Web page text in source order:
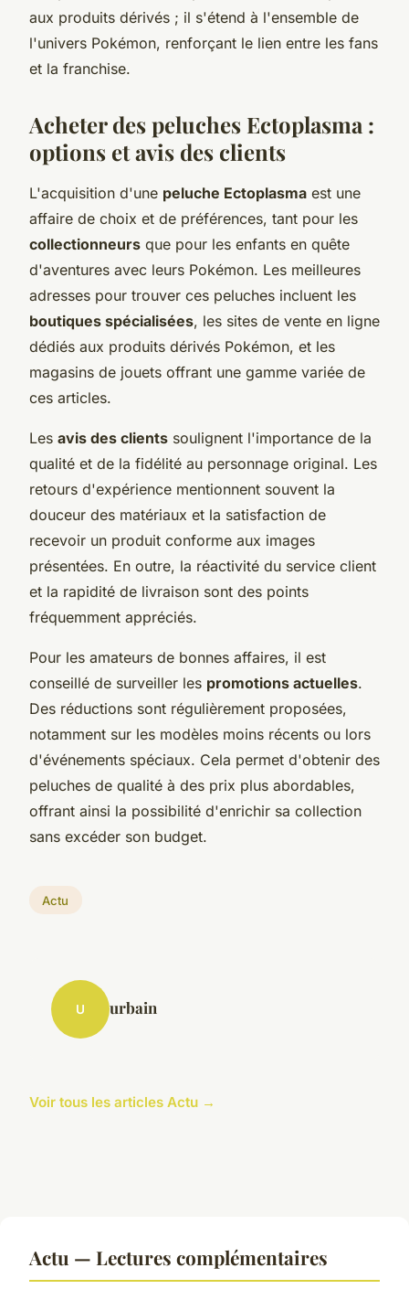
aux produits dérivés ; il s'étend à l'ensemble de
l'univers Pokémon, renforçant le lien entre les fans
et la franchise.
Acheter des peluches Ectoplasma :
options et avis des clients
L'acquisition d'une peluche Ectoplasma est une
affaire de choix et de préférences, tant pour les
collectionneurs que pour les enfants en quête
d'aventures avec leurs Pokémon. Les meilleures
adresses pour trouver ces peluches incluent les
boutiques spécialisées, les sites de vente en ligne
dédiés aux produits dérivés Pokémon, et les
magasins de jouets offrant une gamme variée de
ces articles.
Les avis des clients soulignent l'importance de la
qualité et de la fidélité au personnage original. Les
retours d'expérience mentionnent souvent la
douceur des matériaux et la satisfaction de
recevoir un produit conforme aux images
présentées. En outre, la réactivité du service client
et la rapidité de livraison sont des points
fréquemment appréciés.
Pour les amateurs de bonnes affaires, il est
conseillé de surveiller les promotions actuelles.
Des réductions sont régulièrement proposées,
notamment sur les modèles moins récents ou lors
d'événements spéciaux. Cela permet d'obtenir des
peluches de qualité à des prix plus abordables,
offrant ainsi la possibilité d'enrichir sa collection
sans excéder son budget.
Actu
U urbain
Voir tous les articles Actu →
Actu — Lectures complémentaires